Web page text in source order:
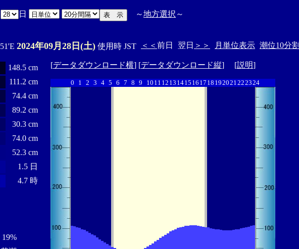
日 ～地方選択 ～
2024年09月28日(土) 使用時 JST ＜＜ 前日 翌日 ＞＞ 月単位表示 潮位10分割
148.5 cm
111.2 cm
74.4 cm
89.2 cm
30.3 cm
74.0 cm
52.3 cm
1.5 日
4.7 時
19%
[データダウンロード横] [データダウンロード縦] [説明]
0 1 2 3 4 5 6 7 8 9 10 11 12 13 1415 16 17 18 192021222324